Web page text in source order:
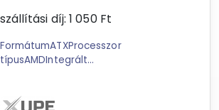
szállítási díj: 1 050Ft
FormátumATXProcesszor
típusAMDIntegrált
sorozat(ok)Ryzen 5000Ryzen 5000